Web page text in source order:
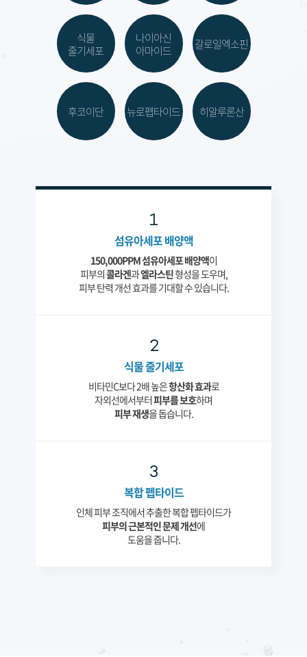
천안불당점
식물
줄기세포
나이아신
아마이드
갈로일엑소핀
후코이단 뉴로펩타이드 히알루론산
1
섬유아세포 배양액
150,000PPM 섬유아세포 배양액이
피부의콜라겐과엘라스틴형성을 도우며,
피부 탄력 개선 효과를 기대할 수 있습니다.
2
식물 줄기세포
비타민C보다 2배 높은항산화 효과로
자외선에서부터피부를 보호하며
피부 재생을 돕습니다.
3
복합 펩타이드
인체 피부 조직에서 추출한 복합 펩타이드가
피부의 근본적인 문제 개선에
도움을 줍니다.